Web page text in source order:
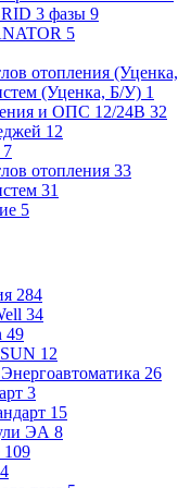
3 фазы 9
5
отопления
(Уценка, Б/У) 1
и ОПС 12/24В 32
12
7
отопления 33
31
5
284
34
49
12
26
3
15
ЭА 8
109
4